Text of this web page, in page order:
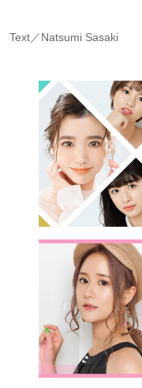
Text／Natsumi Sasaki